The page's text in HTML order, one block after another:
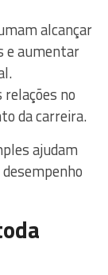
alcançar
e aumentar
no
da carreira.
ajudam